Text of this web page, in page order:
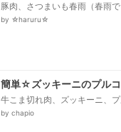
豚肉、さつまいも春雨（春雨
じん、水菜、★しょうゆ、酒
by ☆haruru☆
簡単☆ズッキーニのプル
牛こま切れ肉、ズッキーニ、
ブにんにく、油
by chapio